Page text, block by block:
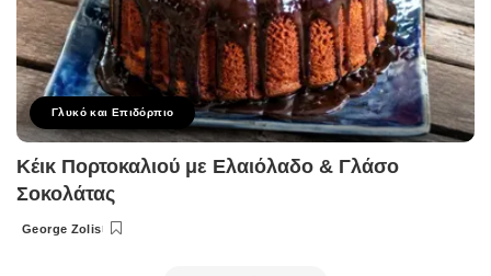
Γλυκό και Επιδόρπιο
Κέικ Πορτοκαλιού με Ελαιόλαδο & Γλάσο
Σοκολάτας
Posted
George Zolis